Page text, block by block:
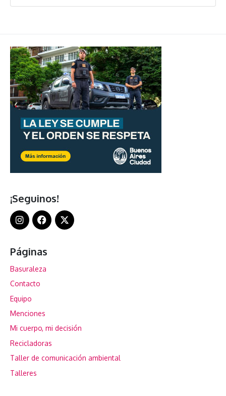
¡Seguinos!
Páginas
Basuraleza
Contacto
Equipo
Menciones
Mi cuerpo, mi decisión
Recicladoras
Taller de comunicación ambiental
Talleres